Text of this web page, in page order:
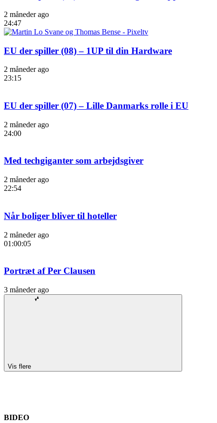
2 måneder ago
24:47
EU der spiller (08) – 1UP til din Hardware
2 måneder ago
23:15
EU der spiller (07) – Lille Danmarks rolle i EU
2 måneder ago
24:00
Med techgiganter som arbejdsgiver
2 måneder ago
22:54
Når boliger bliver til hoteller
2 måneder ago
01:00:05
Portræt af Per Clausen
3 måneder ago
Vis flere
BIDEO